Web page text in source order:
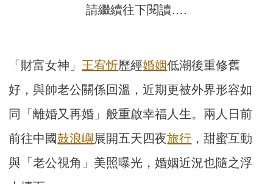
請繼續往下閱讀….
「財富女神」 王宥忻歷經婚姻低潮後重修舊
好，與帥老公關係回溫，近期更被外界形容如
同「離婚又再婚」般重啟幸福人生。兩人日前
前往中國鼓浪嶼展開五天四夜旅行 ，甜蜜互動
與「老公視角」美照曝光，婚姻近況也隨之浮